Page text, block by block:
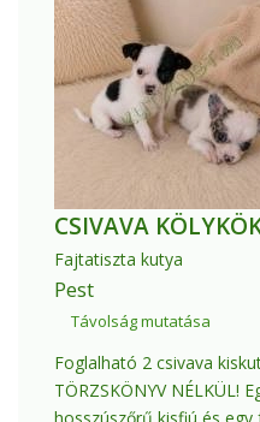
CSIVAVA
Fajtatiszta kutya
Pest
Távolság mutatása
Foglalható 2 csivava
TÖRZSKÖNYV NÉLKÜL!